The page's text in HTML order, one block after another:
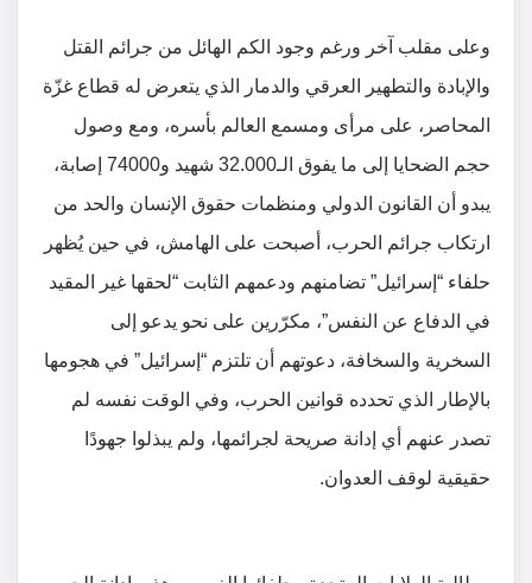
وعلى مقلب آخر ورغم وجود الكم الهائل من جرائم القتل
والإبادة والتطهير العرقي والدمار الذي يتعرض له قطاع غزّة
المحاصر، على مرأى ومسمع العالم بأسره، ومع وصول
حجم الضحايا إلى ما يفوق الـ32.000 شهيد و74000 إصابة،
يبدو أن القانون الدولي ومنظمات حقوق الإنسان والحد من
ارتكاب جرائم الحرب، أصبحت على الهامش، في حين يُظهر
حلفاء “إسرائيل” تضامنهم ودعمهم الثابت “لحقها غير المقيد
في الدفاع عن النفس”، مكرّرين على نحو يدعو إلى
السخرية والسخافة، دعوتهم أن تلتزم “إسرائيل” في هجومها
بالإطار الذي تحدده قوانين الحرب، وفي الوقت نفسه لم
تصدر عنهم أي إدانة صريحة لجرائمها، ولم يبذلوا جهودًا
حقيقية لوقف العدوان.